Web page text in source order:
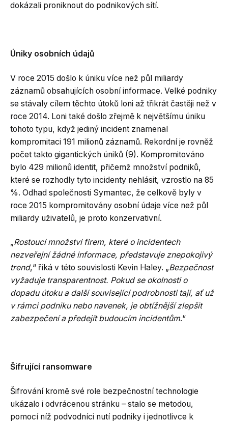
dokázali proniknout do podnikových sítí.
Úniky osobních údajů
V roce 2015 došlo k úniku více než půl miliardy
záznamů obsahujících osobní informace. Velké podniky
se stávaly cílem těchto útoků loni až třikrát častěji než v
roce 2014. Loni také došlo zřejmě k největšímu úniku
tohoto typu, když jediný incident znamenal
kompromitaci 191 milionů záznamů. Rekordní je rovněž
počet takto gigantických úniků (9). Kompromitováno
bylo 429 milionů identit, přičemž množství podniků,
které se rozhodly tyto incidenty nehlásit, vzrostlo na 85
%. Odhad společnosti Symantec, že celkově byly v
roce 2015 kompromitovány osobní údaje více než půl
miliardy uživatelů, je proto konzervativní.
„Rostoucí množství firem, které o incidentech
nezveřejní žádné informace, představuje znepokojivý
trend,“ říká v této souvislosti Kevin Haley. „Bezpečnost
vyžaduje transparentnost. Pokud se okolnosti o
dopadu útoku a další související podrobnosti tají, ať už
v rámci podniku nebo navenek, je obtížnější zlepšit
zabezpečení a předejít budoucím incidentům.“
Šifrující ransomware
Šifrování kromě své role bezpečnostní technologie
ukázalo i odvrácenou stránku – stalo se metodou,
pomocí níž podvodníci nutí podniky i jednotlivce k